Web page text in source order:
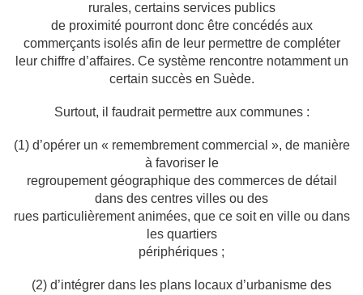
rurales, certains services publics
de proximité pourront donc être concédés aux
commerçants isolés afin de leur permettre de compléter
leur chiffre d’affaires. Ce système rencontre notamment un
certain succès en Suède.
Surtout, il faudrait permettre aux communes :
(1) d’opérer un « remembrement commercial », de manière
à favoriser le
regroupement géographique des commerces de détail
dans des centres villes ou des
rues particulièrement animées, que ce soit en ville ou dans
les quartiers
périphériques ;
(2) d’intégrer dans les plans locaux d’urbanisme des